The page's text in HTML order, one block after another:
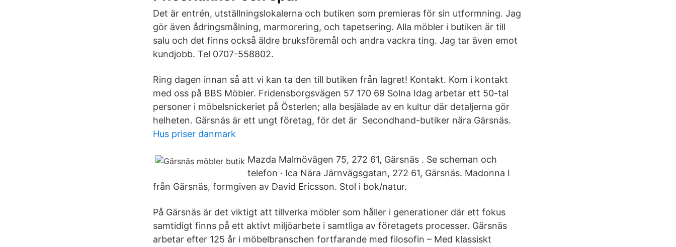
Det är entrén, utställningslokalerna och butiken som premieras för sin utformning. Jag
gör även ådringsmålning, marmorering, och tapetsering. Alla möbler i butiken är till
salu och det finns också äldre bruksföremål och andra vackra ting. Jag tar även emot
kundjobb. Tel 0707-558802.
Ring dagen innan så att vi kan ta den till butiken från lagret! Kontakt. Kom i kontakt
med oss på BBS Möbler. Fridensborgsvägen 57 170 69 Solna Idag arbetar ett 50-tal
personer i möbelsnickeriet på Österlen; alla besjälade av en kultur där detaljerna gör
helheten. Gärsnäs är ett ungt företag, för det är Secondhand-butiker nära Gärsnäs.
Hus priser danmark
Mazda Malmövägen 75, 272 61, Gärsnäs . Se scheman och
telefon · Ica Nära Järnvägsgatan, 272 61, Gärsnäs. Madonna I
från Gärsnäs, formgiven av David Ericsson. Stol i bok/natur.
På Gärsnäs är det viktigt att tillverka möbler som håller i generationer där ett fokus
samtidigt finns på ett aktivt miljöarbete i samtliga av företagets processer. Gärsnäs
arbetar efter 125 år i möbelbranschen fortfarande med filosofin – Med klassiskt